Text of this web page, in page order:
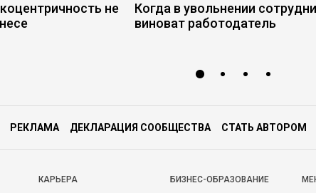
не
Когда в увольнении
виноват работодатель
РЕКЛАМА ДЕКЛАРАЦИЯ СООБЩЕСТВА СТАТЬ АВТОРОМ
КАРЬЕРА БИЗНЕС-ОБРАЗОВАНИЕ